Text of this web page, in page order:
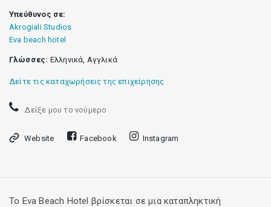
Υπεύθυνος σε:
Akrogiali Studios
Eva beach hotel
Γλώσσες: Ελληνικά, Αγγλικά
Δείτε τις καταχωρήσεις της επιχείρησης
Δείξε μου το νούμερο
Website Facebook Instagram
To Eva Beach Hotel βρίσκεται σε μια καταπληκτική